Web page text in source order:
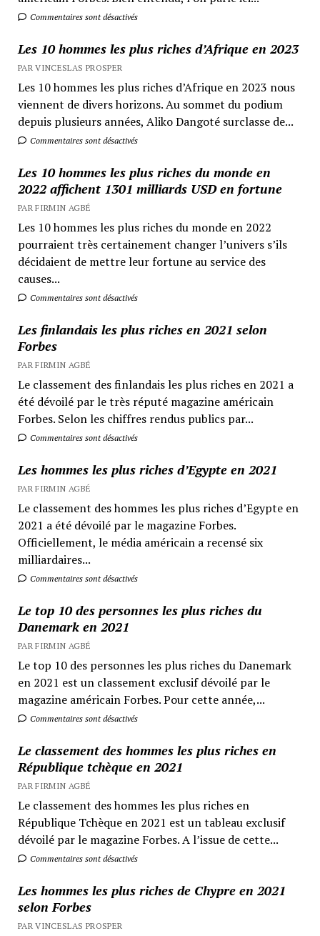
Commentaires sont désactivés
Les 10 hommes les plus riches d’Afrique en 2023
PAR VINCESLAS PROSPER
Les 10 hommes les plus riches d’Afrique en 2023 nous
viennent de divers horizons. Au sommet du podium
depuis plusieurs années, Aliko Dangoté surclasse de...
Commentaires sont désactivés
Les 10 hommes les plus riches du monde en
2022 affichent 1301 milliards USD en fortune
PAR FIRMIN AGBÉ
Les 10 hommes les plus riches du monde en 2022
pourraient très certainement changer l’univers s’ils
décidaient de mettre leur fortune au service des
causes...
Commentaires sont désactivés
Les finlandais les plus riches en 2021 selon
Forbes
PAR FIRMIN AGBÉ
Le classement des finlandais les plus riches en 2021 a
été dévoilé par le très réputé magazine américain
Forbes. Selon les chiffres rendus publics par...
Commentaires sont désactivés
Les hommes les plus riches d’Egypte en 2021
PAR FIRMIN AGBÉ
Le classement des hommes les plus riches d’Egypte en
2021 a été dévoilé par le magazine Forbes.
Officiellement, le média américain a recensé six
milliardaires...
Commentaires sont désactivés
Le top 10 des personnes les plus riches du
Danemark en 2021
PAR FIRMIN AGBÉ
Le top 10 des personnes les plus riches du Danemark
en 2021 est un classement exclusif dévoilé par le
magazine américain Forbes. Pour cette année,...
Commentaires sont désactivés
Le classement des hommes les plus riches en
République tchèque en 2021
PAR FIRMIN AGBÉ
Le classement des hommes les plus riches en
République Tchèque en 2021 est un tableau exclusif
dévoilé par le magazine Forbes. A l’issue de cette...
Commentaires sont désactivés
Les hommes les plus riches de Chypre en 2021
selon Forbes
PAR VINCESLAS PROSPER